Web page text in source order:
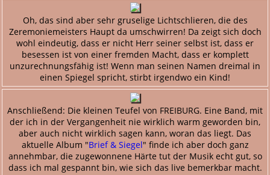
Oh, das sind aber sehr gruselige Lichtschlieren, die des
Zeremoniemeisters Haupt da umschwirren! Da zeigt sich doch
wohl eindeutig, dass er nicht Herr seiner selbst ist, dass er
besessen ist von einer fremden Macht, dass er komplett
unzurechnungsfähig ist! Wenn man seinen Namen dreimal in
einen Spiegel spricht, stirbt irgendwo ein Kind!
Anschließend: Die kleinen Teufel von FREIBURG. Eine Band, mit
der ich in der Vergangenheit nie wirklich warm geworden bin,
aber auch nicht wirklich sagen kann, woran das liegt. Das
aktuelle Album "Brief & Siegel" finde ich aber doch ganz
annehmbar, die zugewonnene Härte tut der Musik echt gut, so
dass ich mal gespannt bin, wie sich das live bemerkbar macht.